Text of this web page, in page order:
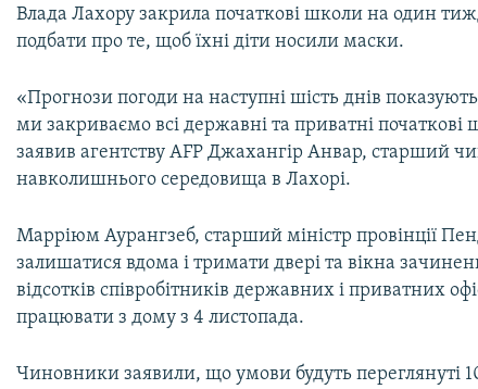
Влада Лахору закрила початкові школи на один
подбати про те, щоб їхні діти носили маски.
«Прогнози погоди на наступні шість днів
ми закриваємо всі державні та приватні
заявив агентству AFP Джахангір Анвар, старший
навколишнього середовища в Лахорі.
Марріюм Аурангзеб, старший міністр провінції
залишатися вдома і тримати двері та вікна
відсотків співробітників державних і приватних
працювати з дому з 4 листопада.
Чиновники заявили, що умови будуть переглянуті